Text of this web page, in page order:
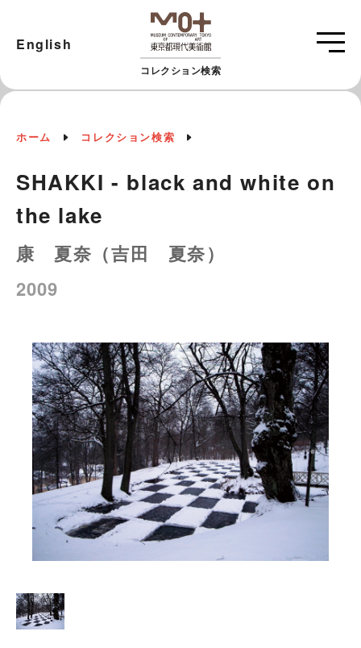
コレクション検索
English
ホーム コレクション検索
SHAKKI - black and white on
the lake
康 夏奈（吉田 夏奈）
2009